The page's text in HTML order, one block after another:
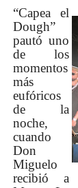
“Capea el
Dough”
pautó uno
de los
momentos
más
eufóricos
de la
noche,
cuando
Don
Miguelo
recibió a